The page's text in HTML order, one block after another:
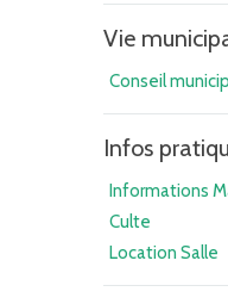
Vie
Conseil
Infos
Informations
Culte
Location Salle